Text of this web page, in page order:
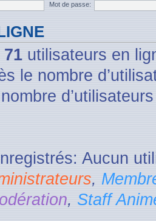
Mot de passe:
71 utilisateurs en
le nombre
Aucun
,
, Staff